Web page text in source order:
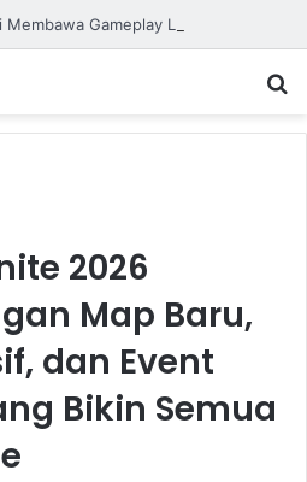
2026
Map Baru,
dan Event
Bikin Semua